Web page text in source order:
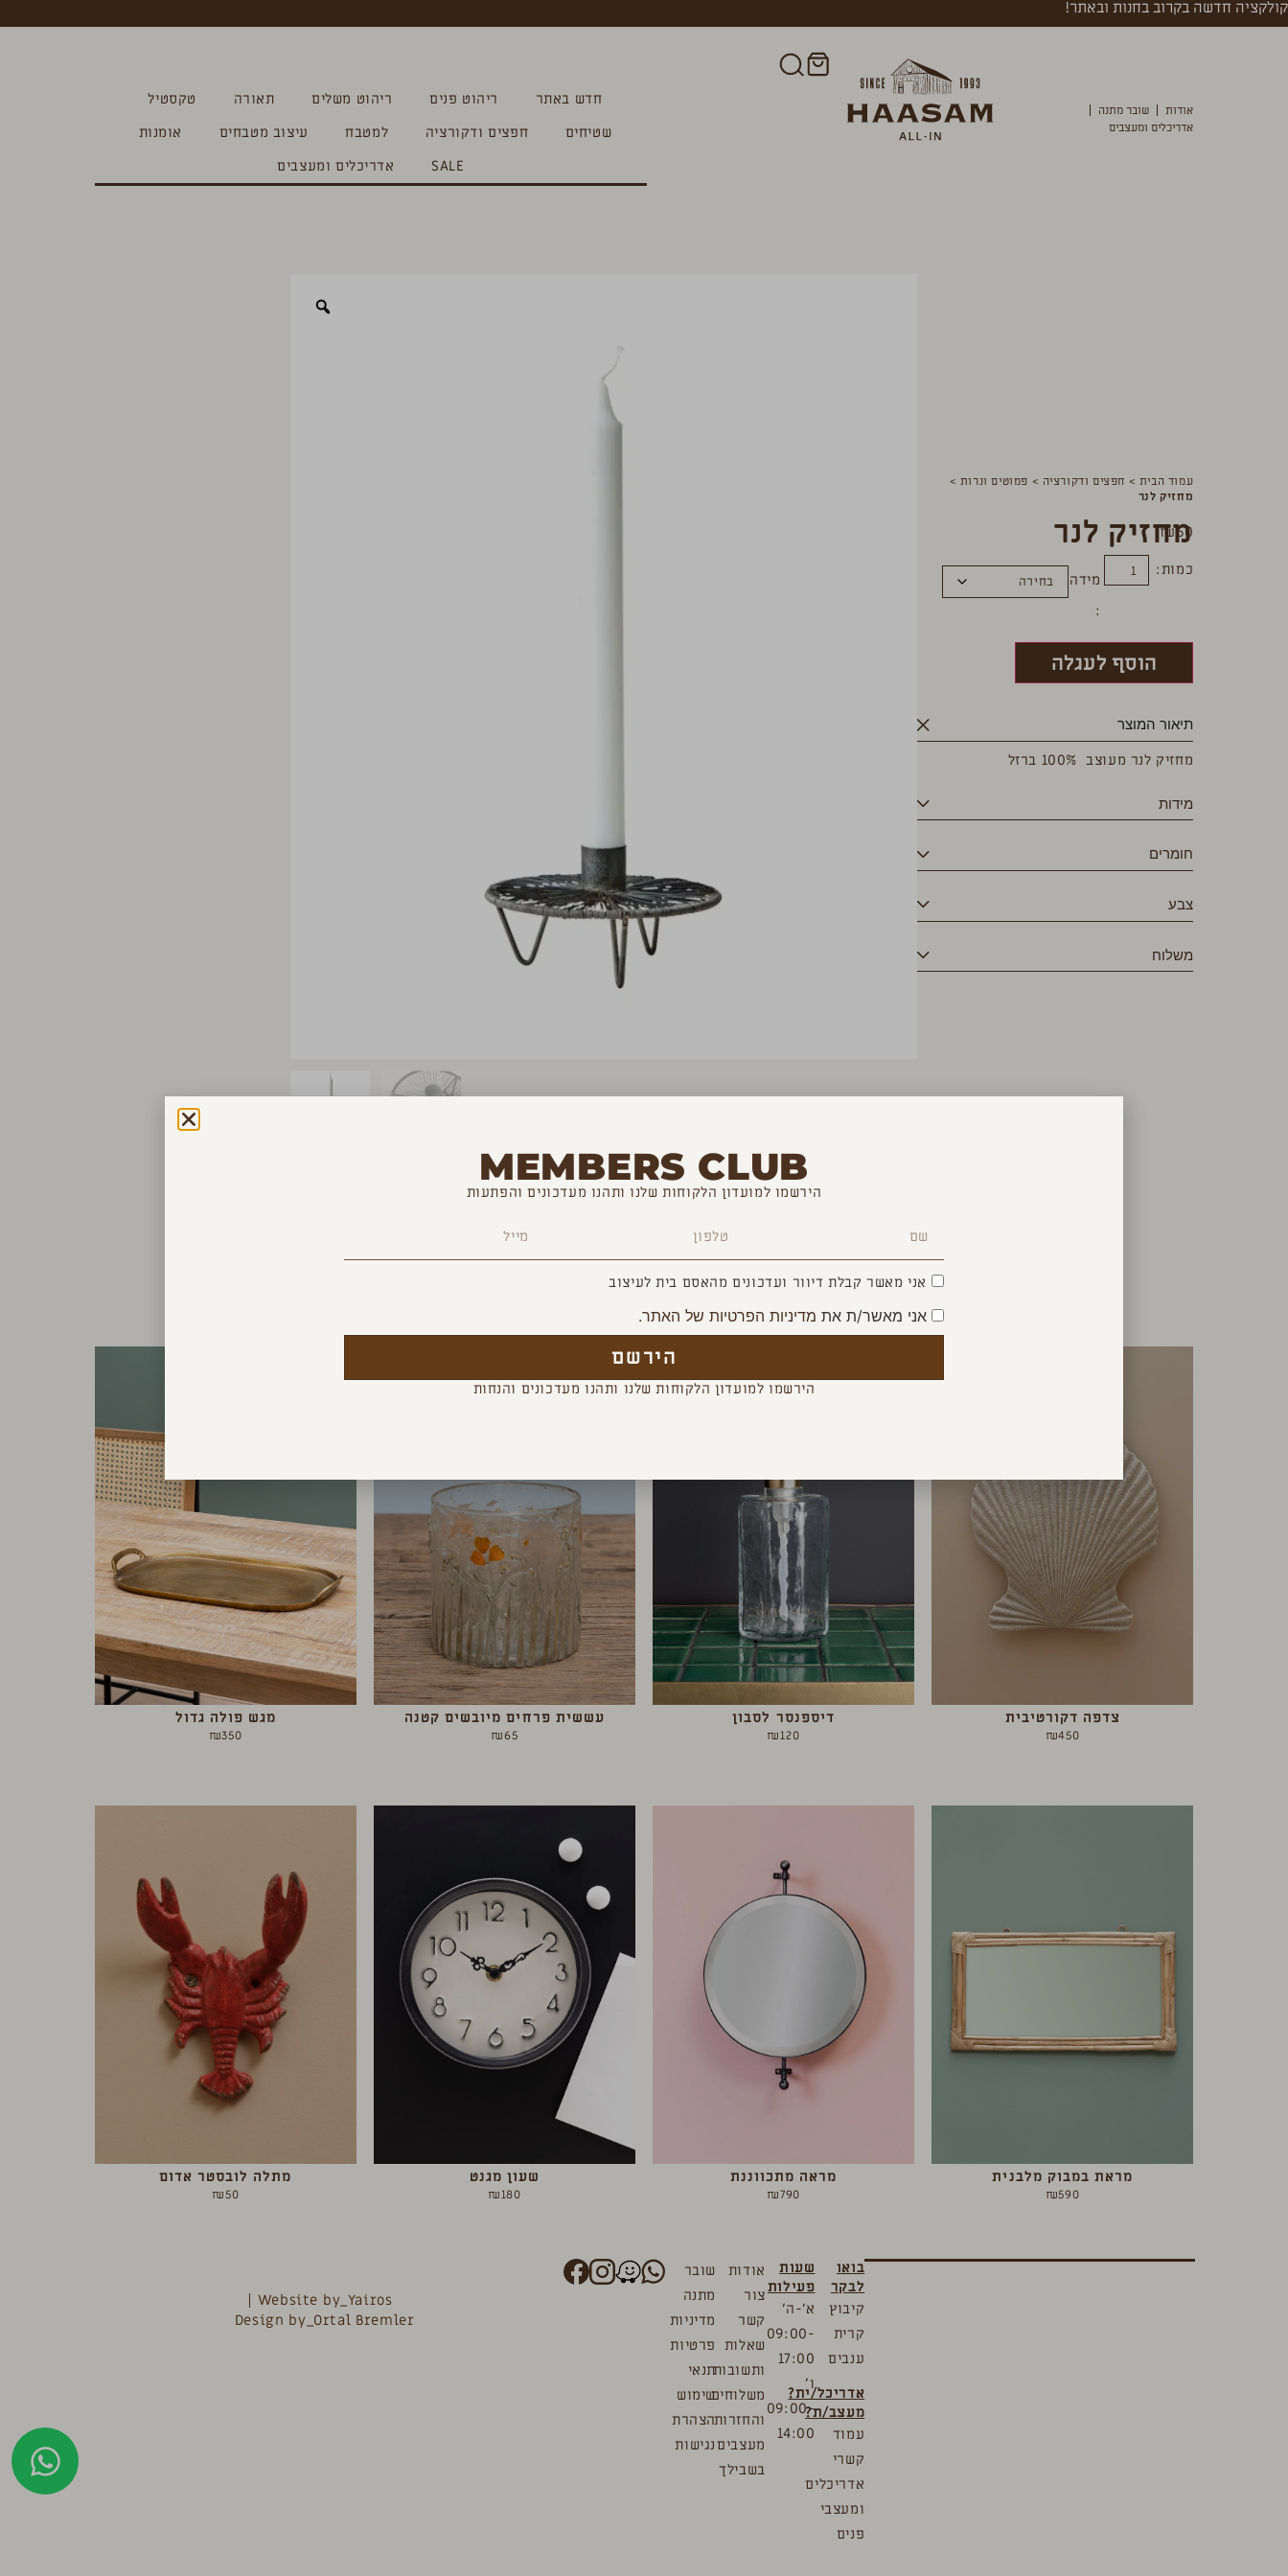
קולקציה חדשה בקרוב בחנות ובאתר!
אודות
שובר מתנה
אדריכלים ומעצבים
חדש באתר ריהוט פנים ריהוט משלים תאורה
טקסטיל
שטיחים
חפצים ודקורציה למטבח עיצוב מטבחים
אומנות
SALE
אדריכלים ומעצבים
עמוד הבית > חפצים ודקורציה > פמוטים ונרות >
מחזיק לנר
מחזיק לנר
₪60
כמות:
מידה
הוסף לעגלה
תיאור המוצר
מחזיק לנר מעוצב 100% ברזל
מידות
חומרים
צבע
משלוח
YOU MAY ALSO LIKE
צדפה דקורטיבית
₪450
דיספנסר לסבון
₪120
עששית פרחים מיובשים קטנה
₪65
מגש פולה גדול
₪350
מראת במבוק מלבנית
₪590
מראה מתכווננת
₪790
שעון מגנט
₪180
מתלה לובסטר אדום
₪50
בואו
לבקר
קיבוץ
קרית
ענבים
אדריכל/ית?
מעצב/ת?
עמוד
קשרי
אדריכלים
ומעצבי
פנים
שעות
פעילות
א’-ה’
09:00-
17:00
ו’
09:00-
14:00
אודות
צור
קשר
שאלות
ותשובות
משלוחים
והחזרות
מעצבים
בשבילך
שובר
מתנה
מדיניות
פרטיות
תנאי
שימוש
הצהרת
נגישות
Website by_Yairos
Design by_Ortal Bremler
MEMBERS CLUB
הירשמו למועדון הלקוחות שלנו ותהנו מעדכונים והפתעות
אני מאשר קבלת דיוור ועדכונים מהאסם בית לעיצוב
אני מאשר/ת את מדיניות הפרטיות של האתר.
הירשם
הירשמו למועדון הלקוחות שלנו ותהנו מעדכונים והנחות